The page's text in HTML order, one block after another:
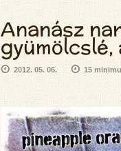
Ananász
2012. 05. 06. 15